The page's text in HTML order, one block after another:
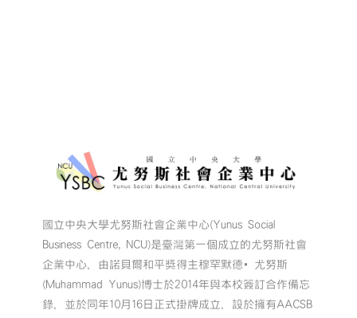
國立中央大學尤努斯社會企業中心(Yunus Social
Business Centre, NCU)是臺灣第一個成立的尤努斯社會
企業中心，由諾貝爾和平獎得主穆罕默德•尤努斯
(Muhammad Yunus)博士於2014年與本校簽訂合作備忘
錄，並於同年10月16日正式掛牌成立，設於擁有AACSB